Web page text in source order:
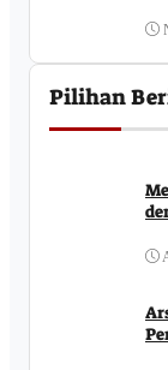
Pilihan